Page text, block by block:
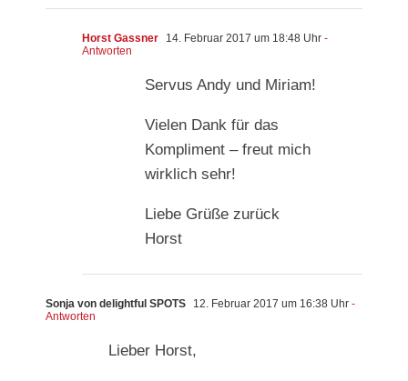
Horst Gassner 14. Februar 2017 um 18:48 Uhr -
Antworten
Servus Andy und Miriam!
Vielen Dank für das
Kompliment – freut mich
wirklich sehr!
Liebe Grüße zurück
Horst
Sonja von delightful SPOTS 12. Februar 2017 um 16:38 Uhr -
Antworten
Lieber Horst,